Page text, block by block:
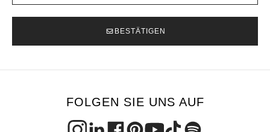
BESTÄTIGEN
FOLGEN SIE UNS AUF